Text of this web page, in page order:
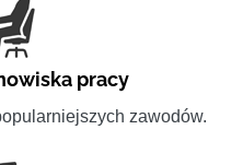
pracy
zawodów.